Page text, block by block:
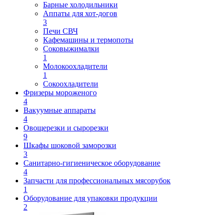
Барные холодильники
Аппаты для хот-догов
3
Печи СВЧ
Кафемашины и термопоты
Соковыжималки
1
Молокоохладители
1
Сокоохладители
Фризеры мороженого
4
Вакуумные аппараты
4
Овощерезки и сырорезки
9
Шкафы шоковой заморозки
3
Санитарно-гигиеническое оборудование
4
Запчасти для профессиональных мясорубок
1
Оборудование для упаковки продукции
2